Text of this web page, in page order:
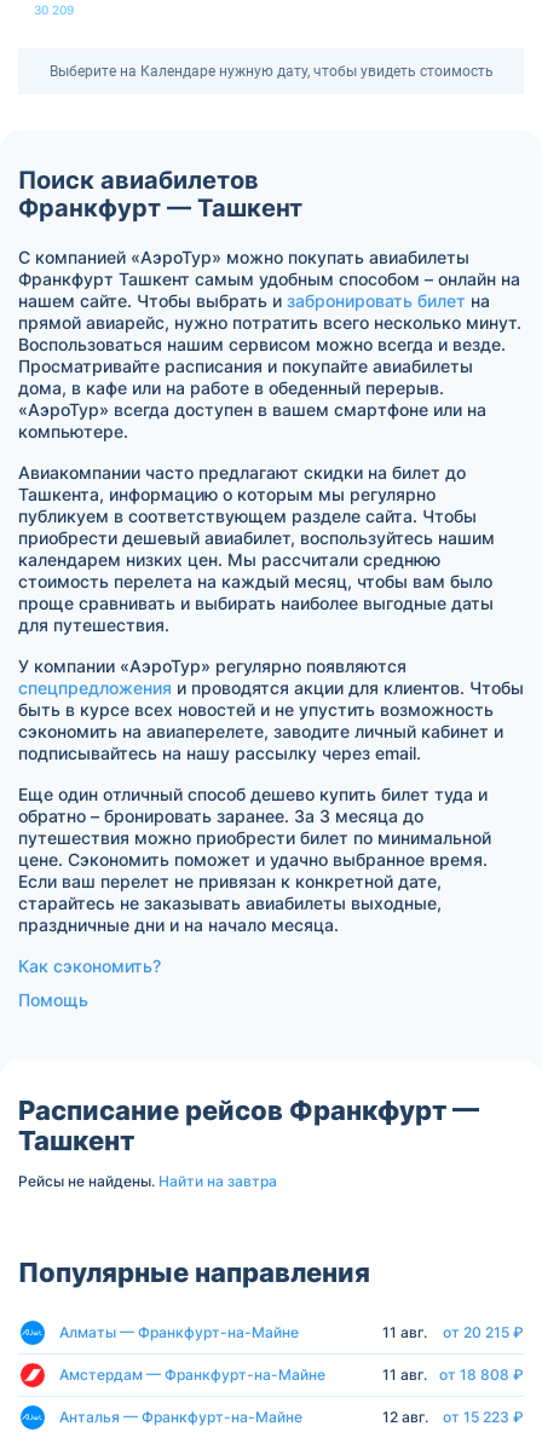
30 209
Выберите на Календаре нужную дату, чтобы увидеть стоимость
Поиск авиабилетов
Франкфурт — Ташкент
С компанией «АэроТур» можно покупать авиабилеты
Франкфурт Ташкент самым удобным способом – онлайн на
нашем сайте. Чтобы выбрать и забронировать билет на
прямой авиарейс, нужно потратить всего несколько минут.
Воспользоваться нашим сервисом можно всегда и везде.
Просматривайте расписания и покупайте авиабилеты
дома, в кафе или на работе в обеденный перерыв.
«АэроТур» всегда доступен в вашем смартфоне или на
компьютере.
Авиакомпании часто предлагают скидки на билет до
Ташкента, информацию о которым мы регулярно
публикуем в соответствующем разделе сайта. Чтобы
приобрести дешевый авиабилет, воспользуйтесь нашим
календарем низких цен. Мы рассчитали среднюю
стоимость перелета на каждый месяц, чтобы вам было
проще сравнивать и выбирать наиболее выгодные даты
для путешествия.
У компании «АэроТур» регулярно появляются
спецпредложения и проводятся акции для клиентов. Чтобы
быть в курсе всех новостей и не упустить возможность
сэкономить на авиаперелете, заводите личный кабинет и
подписывайтесь на нашу рассылку через email.
Еще один отличный способ дешево купить билет туда и
обратно – бронировать заранее. За 3 месяца до
путешествия можно приобрести билет по минимальной
цене. Сэкономить поможет и удачно выбранное время.
Если ваш перелет не привязан к конкретной дате,
старайтесь не заказывать авиабилеты выходные,
праздничные дни и на начало месяца.
Как сэкономить?
Помощь
Расписание рейсов Франкфурт —
Ташкент
Рейсы не найдены. Найти на завтра
Популярные направления
Алматы — Франкфурт-на-Майне 11 авг. от 20 215 ₽
Амстердам — Франкфурт-на-Майне 11 авг. от 18 808 ₽
Анталья — Франкфурт-на-Майне 12 авг. от 15 223 ₽